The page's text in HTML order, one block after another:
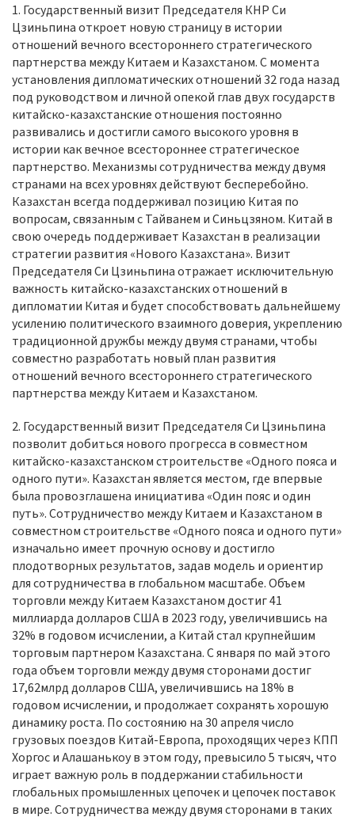
1. Государственный визит Председателя КНР Си
Цзиньпина откроет новую страницу в истории
отношений вечного всестороннего стратегического
партнерства междуКитаем и Казахстаном.С момента
установления дипломатических отношений 32 года назад
под руководством и личной опекой глав двух государств
китайско-казахстанские отношения постоянно
развивались и достигли самого высокого уровня в
истории как вечное всестороннее стратегическое
партнерство. Механизмы сотрудничества между двумя
странами на всех уровнях действуют бесперебойно.
Казахстан всегда поддерживал позицию Китая по
вопросам, связанным с Тайванем и Синьцзяном. Китай в
свою очередь поддерживает Казахстан в реализации
стратегии развития «Нового Казахстана». Визит
Председателя Си Цзиньпина отражает исключительную
важность китайско-казахстанских отношений в
дипломатии Китая и будет способствовать дальнейшему
усилению политического взаимного доверия, укреплению
традиционной дружбы между двумя странами, чтобы
совместно разработать новый план развития
отношений вечного всестороннего стратегического
партнерства между Китаем и Казахстаном.
2. Государственный визит Председателя Си Цзиньпина
позволит добиться нового прогресса в совместном
китайско-казахстанском строительстве «Одного пояса и
одного пути». Казахстан является местом, где впервые
была провозглашена инициатива «Один пояс и один
путь». Сотрудничество между Китаем и Казахстаном в
совместном строительстве «Одного пояса и одного пути»
изначально имеет прочную основу и достигло
плодотворных результатов, задав модель и ориентир
для сотрудничества в глобальном масштабе. Объем
торговли между Китаем Казахстаном достиг 41
миллиарда долларов США в 2023 году, увеличившись на
32% в годовом исчислении, а Китай стал крупнейшим
торговым партнером Казахстана.Сянваря по май этого
года объем торговли между двумя сторонами достиг
17,62млрд долларов США, увеличившись на 18% в
годовом исчислении, и продолжает сохранять хорошую
динамику роста. По состоянию на 30 апреля число
грузовых поездов Китай-Европа, проходящих через КПП
Хоргос и Алашанькоу в этом году, превысило 5 тысяч, что
играет важную роль в поддержании стабильности
глобальных промышленных цепочек и цепочек поставок
в мире. Сотрудничества между двумя сторонами в таких